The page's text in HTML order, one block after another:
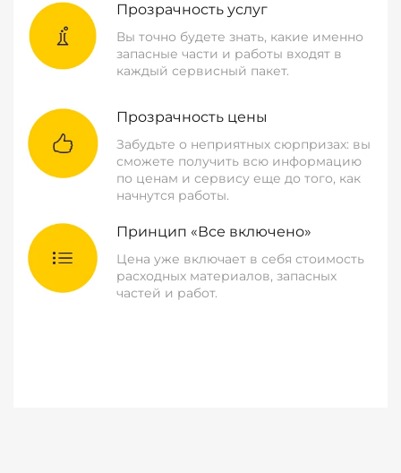
Прозрачность услуг
Вы точно будете знать, какие именно
запасные части и работы входят в
каждый сервисный пакет.
Прозрачность цены
Забудьте о неприятных сюрпризах: вы
сможете получить всю информацию
по ценам и сервису еще до того, как
начнутся работы.
Принцип «Все включено»
Цена уже включает в себя стоимость
расходных материалов, запасных
частей и работ.